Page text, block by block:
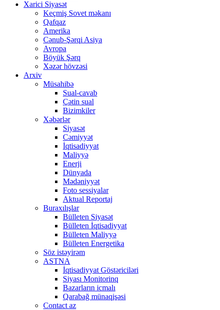
Xarici Siyasət
Keçmiş Sovet məkanı
Qafqaz
Amerika
Cənub-Şərqi Asiya
Avropa
Böyük Şərq
Xəzər hövzəsi
Arxiv
Müsahibə
Sual-cavab
Çətin sual
Bizimkiler
Xəbərlər
Siyasət
Cəmiyyət
İqtisadiyyat
Maliyyə
Enerji
Dünyada
Mədəniyyət
Foto sessiyalar
Aktual Reportaj
Buraxılışlar
Bülleten Siyasət
Bülleten İqtisadiyyat
Bülleten Maliyyə
Bülleten Energetika
Söz istəyirəm
ASTNA
İqtisadiyyat Göstəriciləri
Siyası Monitorinq
Bazarların icmalı
Qarabağ münaqişəsi
Contact az